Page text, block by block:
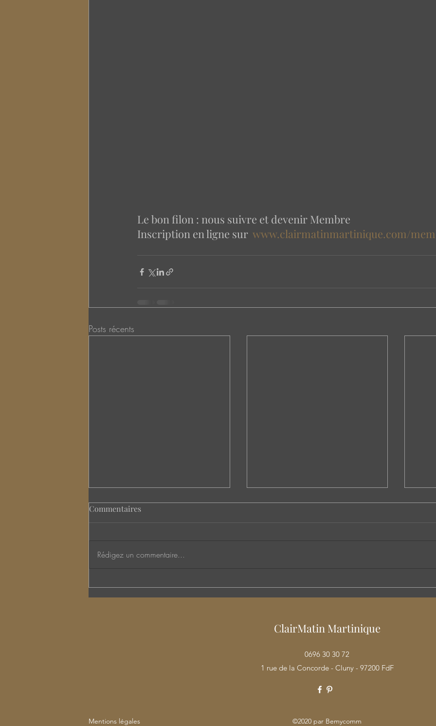
Le bon filon : nous suivre et devenir Membre
Inscription en ligne sur www.clairmatinmartinique.com/
Posts récents
LES NOUVEAUTES DE 2026
SONT ARRIVEES
LES
Commentaires
Rédigez un commentaire...
ClairMatin Martinique
0696 30 30 72
1 rue de la Concorde - Cluny - 97200 FdF
Mentions légales ©2020 par Bemycomm